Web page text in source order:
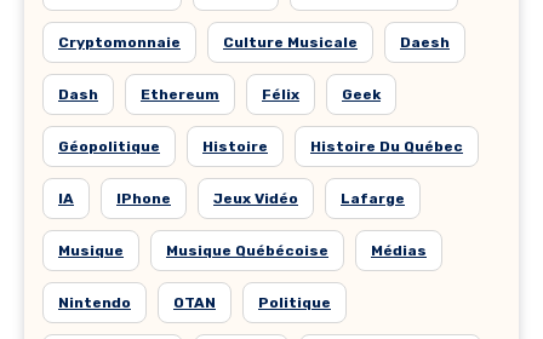
Cryptomonnaie Culture Musicale Daesh
Dash Ethereum Félix Geek
Géopolitique Histoire Histoire Du Québec
IA IPhone Jeux Vidéo Lafarge
Musique Musique Québécoise Médias
Nintendo OTAN Politique